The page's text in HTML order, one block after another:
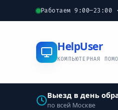
Работаем 9:00–23:00
HelpUser
КОМПЬЮТЕРНАЯ
Выезд в день
по всей Москве